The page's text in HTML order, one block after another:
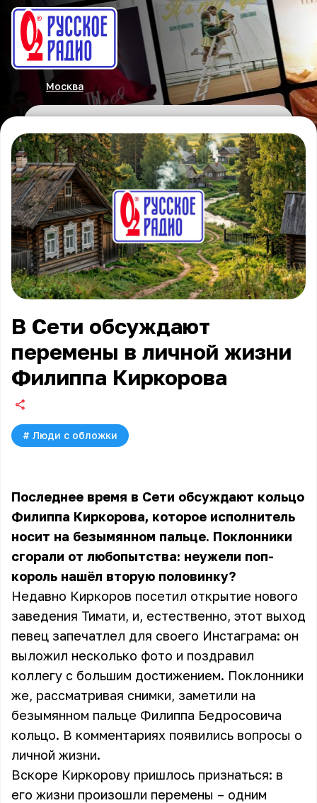
Москва
В Сети обсуждают
перемены в личной жизни
Филиппа Киркорова
# Люди с обложки
Последнее время в Сети обсуждают кольцо
Филиппа Киркорова, которое исполнитель
носит на безымянном пальце. Поклонники
сгорали от любопытства: неужели поп-
король нашёл вторую половинку?
Недавно Киркоров посетил открытие нового
заведения Тимати, и, естественно, этот выход
певец запечатлел для своего Инстаграма: он
выложил несколько фото и поздравил
коллегу с большим достижением. Поклонники
же, рассматривая снимки, заметили на
безымянном пальце Филиппа Бедросовича
кольцо. В комментариях появились вопросы о
личной жизни.
Вскоре Киркорову пришлось признаться: в
его жизни произошли перемены – одним